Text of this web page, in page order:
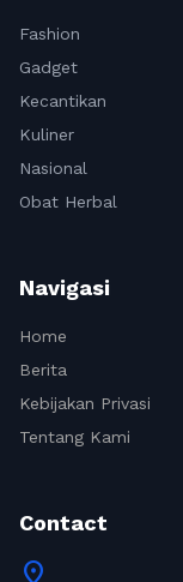
Fashion
Gadget
Kecantikan
Kuliner
Nasional
Obat Herbal
Navigasi
Home
Berita
Kebijakan Privasi
Tentang Kami
Contact
location_on